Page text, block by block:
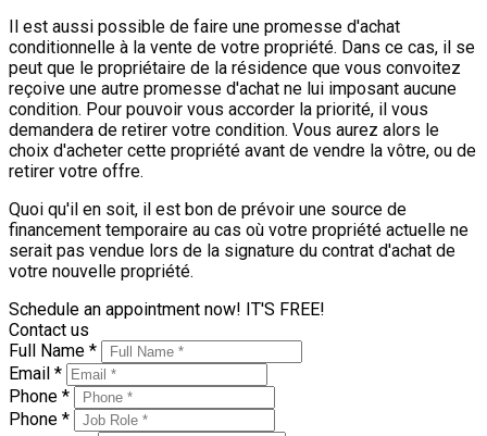
Il est aussi possible de faire une promesse d'achat
conditionnelle à la vente de votre propriété. Dans ce cas, il se
peut que le propriétaire de la résidence que vous convoitez
reçoive une autre promesse d'achat ne lui imposant aucune
condition. Pour pouvoir vous accorder la priorité, il vous
demandera de retirer votre condition. Vous aurez alors le
choix d'acheter cette propriété avant de vendre la vôtre, ou de
retirer votre offre.
Quoi qu'il en soit, il est bon de prévoir une source de
financement temporaire au cas où votre propriété actuelle ne
serait pas vendue lors de la signature du contrat d'achat de
votre nouvelle propriété.
Schedule an appointment now! IT'S FREE!
Contact us
Full Name *
Email *
Phone *
Phone *